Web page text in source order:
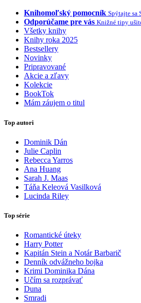
Knihomoľský pomocník Spýtajte sa
Odporúčame pre vás Knižné tipy
Všetky knihy
Knihy roka 2025
Bestsellery
Novinky
Pripravované
Akcie a zľavy
Kolekcie
BookTok
Mám záujem o titul
Top autori
Dominik Dán
Julie Caplin
Rebecca Yarros
Ana Huang
Sarah J. Maas
Táňa Keleová Vasilková
Lucinda Riley
Top série
Romantické úteky
Harry Potter
Kapitán Stein a Notár Barbarič
Denník odvážneho bojka
Krimi Dominika Dána
Učím sa rozprávať
Duna
Smradi